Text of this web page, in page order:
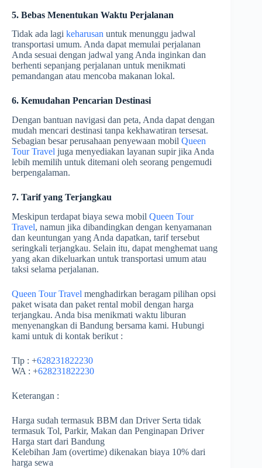
5. Bebas Menentukan Waktu Perjalanan
Tidak ada lagi keharusan untuk menunggu jadwal
transportasi umum. Anda dapat memulai perjalanan
Anda sesuai dengan jadwal yang Anda inginkan dan
berhenti sepanjang perjalanan untuk menikmati
pemandangan atau mencoba makanan lokal.
6. Kemudahan Pencarian Destinasi
Dengan bantuan navigasi dan peta, Anda dapat dengan
mudah mencari destinasi tanpa kekhawatiran tersesat.
Sebagian besar perusahaan penyewaan mobil Queen
Tour Travel juga menyediakan layanan supir jika Anda
lebih memilih untuk ditemani oleh seorang pengemudi
berpengalaman.
7. Tarif yang Terjangkau
Meskipun terdapat biaya sewa mobil Queen Tour
Travel, namun jika dibandingkan dengan kenyamanan
dan keuntungan yang Anda dapatkan, tarif tersebut
seringkali terjangkau. Selain itu, dapat menghemat uang
yang akan dikeluarkan untuk transportasi umum atau
taksi selama perjalanan.
Queen Tour Travel menghadirkan beragam pilihan opsi
paket wisata dan paket rental mobil dengan harga
terjangkau. Anda bisa menikmati waktu liburan
menyenangkan di Bandung bersama kami. Hubungi
kami untuk di kontak berikut :
Tlp : +628231822230
WA : +628231822230
Keterangan :
Harga sudah termasuk BBM dan Driver Serta tidak
termasuk Tol, Parkir, Makan dan Penginapan Driver
Harga start dari Bandung
Kelebihan Jam (overtime) dikenakan biaya 10% dari
harga sewa